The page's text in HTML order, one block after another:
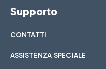
Supporto
CONTATTI
ASSISTENZA SPECIALE